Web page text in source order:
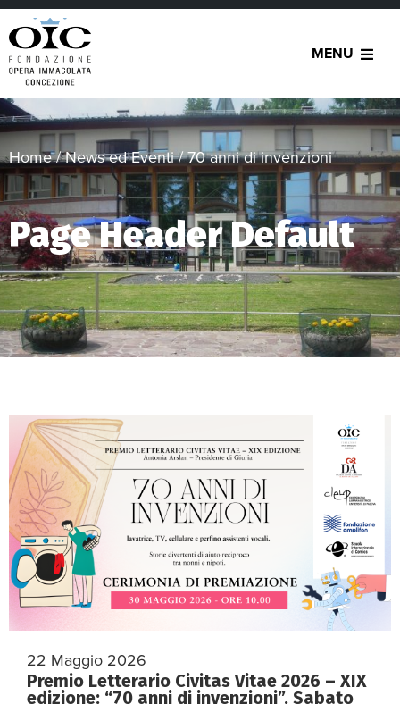
MENU
Home/News ed Eventi/70 anni di invenzioni
Page Header Default
22 Maggio 2026
Premio Letterario Civitas Vitae 2026 – XIX
edizione: “70 anni di invenzioni”. Sabato